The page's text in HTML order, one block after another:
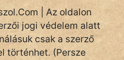
| Az oldalon
jogi védelem alatt
csak a szerző
történhet. (Persze